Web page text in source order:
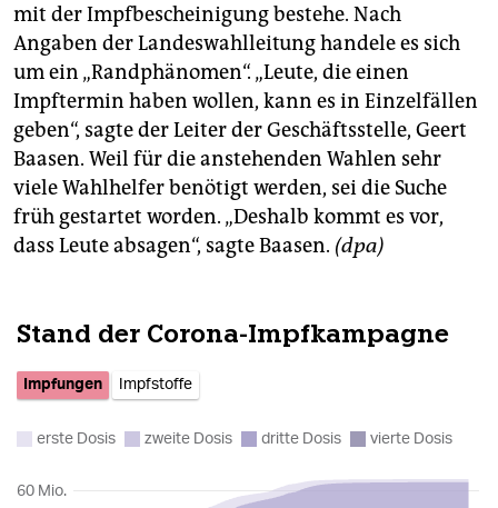
mit der Impfbescheinigung bestehe. Nach
Angaben der Landeswahlleitung handele es sich
um ein „Randphänomen“. „Leute, die einen
Impftermin haben wollen, kann es in Einzelfällen
geben“, sagte der Leiter der Geschäftsstelle, Geert
Baasen. Weil für die anstehenden Wahlen sehr
viele Wahlhelfer benötigt werden, sei die Suche
früh gestartet worden. „Deshalb kommt es vor,
dass Leute absagen“, sagte Baasen. (dpa)